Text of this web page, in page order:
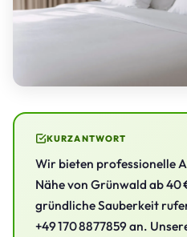
KURZANTWORT
Wir bieten professionelle
Nähe von Grünwald ab
gründliche Sauberkeit
+49 170 8877859 an.